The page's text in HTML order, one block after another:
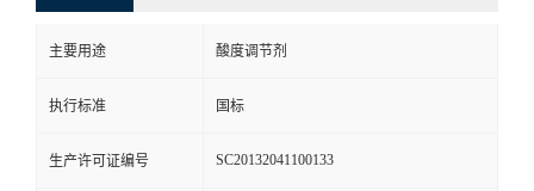
主要用途 酸度调节剂
执行标准 国标
生产许可证编号 SC20132041100133